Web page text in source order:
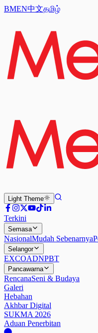
BMEN中文தமிழ்
Light Theme
Terkini
Semasa
NasionalMudah Sebenarnya
Selangor
EXCOADNPBT
Pancawarna
RencanaSeni & Budaya
Galeri
Hebahan
Akhbar Digital
SUKMA 2026
Aduan Penerbitan